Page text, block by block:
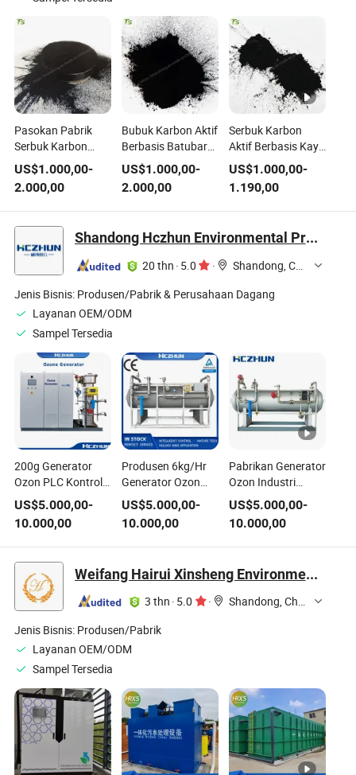
Pasokan Pabrik
Serbuk Karbon
Aktif PAC untuk
Pengolahan Air
Limbah Industri
US$1.000,00-
2.000,00
Bubuk Karbon Aktif
Berbasis Batubara
Kualitas Tinggi
untuk Pengolahan
Air Limbah
US$1.000,00-
2.000,00
Serbuk Karbon
Aktif Berbasis Kayu
untuk Pengolahan
Limbah Air
Pewarnaan
Industri
US$1.000,00-
1.190,00
Shandong Hczhun Environmental Protection Equipment Co., Ltd.
20 thn · 5.0 ·
Shandong, China
Jenis Bisnis: Produsen/Pabrik & Perusahaan Dagang
Layanan OEM/ODM
Sampel Tersedia
200g Generator
Ozon PLC Kontrol
Industri Generator
Ozon untuk
Pengolahan Air
Limbah
US$5.000,00-
10.000,00
Produsen 6kg/Hr
Generator Ozon
Industri untuk
Limbah
Mengurangi Cod
BOD Pengolahan
US$5.000,00-
10.000,00
Pabrikan Generator
Ozon Industri
untuk Limbah
Mengurangi Cod
BOD Pengolahan
Air
US$5.000,00-
10.000,00
Weifang Hairui Xinsheng Environmental Protection Equipment Manufacturing Co., Ltd.
3 thn · 5.0 ·
Shandong, China
Jenis Bisnis: Produsen/Pabrik
Layanan OEM/ODM
Sampel Tersedia